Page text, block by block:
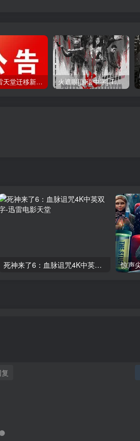
电影迅雷天堂迁移新服务器,正常更新，维护完毕! 火遮眼[国语中字].The.Furious.2026.1080p+2160p高清下载
死神来了6：血脉诅咒4K中英双字 惊声